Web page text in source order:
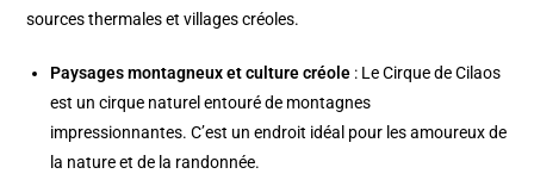
sources thermales et villages créoles.
Paysages montagneux et culture créole : Le Cirque de Cilaos
est un cirque naturel entouré de montagnes
impressionnantes. C’est un endroit idéal pour les amoureux de
la nature et de la randonnée.